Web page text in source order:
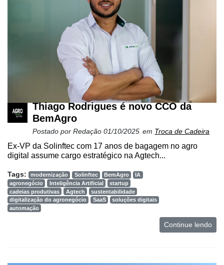
Thiago Rodrigues é novo CCO da
BemAgro
Postado por Redação 01/10/2025 em Troca de Cadeira
Ex-VP da Solinftec com 17 anos de bagagem no agro
digital assume cargo estratégico na Agtech...
Tags: modernização Solinftec BemAgro
IA
agronegócio
Inteligência Artificial
startup
cadeias produtivas
Agtech
sustentabilidade
digitalização do agronegócio
SaaS
soluções digitais
automação
Continue lendo